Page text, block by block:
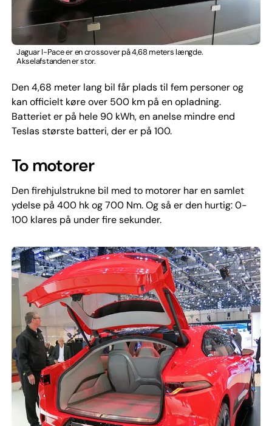
Jaguar I-Pace er en crossover på 4,68 meters længde.
Akselafstanden er stor.
Den 4,68 meter lang bil får plads til fem personer og
kan officielt køre over 500 km på en opladning.
Batteriet er på hele 90 kWh, en anelse mindre end
Teslas største batteri, der er på 100.
To motorer
Den firehjulstrukne bil med to motorer har en samlet
ydelse på 400 hk og 700 Nm. Og så er den hurtig: 0-
100 klares på under fire sekunder.